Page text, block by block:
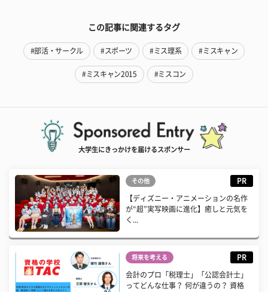
この記事に関連するタグ
#部活・サークル #スポーツ #ミス理系 #ミスキャン
#ミスキャン2015 #ミスコン
大学生にきっかけを届けるスポンサー
その他 PR
【ディズニー・アニメーションの名作
が“超”実写映画に進化】癒しと元気を
く...
将来を考える PR
会計のプロ「税理士」「公認会計士」
ってどんな仕事？ 何が違うの？ 資格